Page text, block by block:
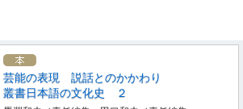
芸能の表現 説話とのかかわり
叢書日本語の文化史 ２